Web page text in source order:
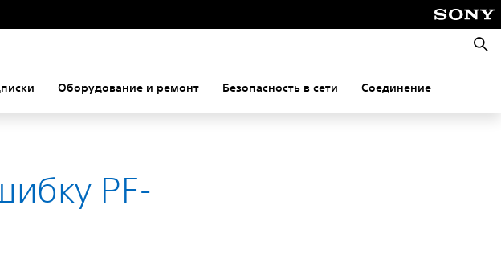
Поиск
Оборудование и ремонт Безопасность в сети Соединение
PF-